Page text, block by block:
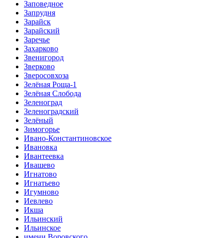
Заповедное
Запрудня
Зарайск
Зарайский
Заречье
Захарково
Звенигород
Зверково
Зверосовхоза
Зелёная Роща-1
Зелёная Слобода
Зеленоград
Зеленоградский
Зелёный
Зимогорье
Ивано-Константиновское
Ивановка
Ивантеевка
Ивашево
Игнатово
Игнатьево
Игумново
Иевлево
Икша
Ильинский
Ильинское